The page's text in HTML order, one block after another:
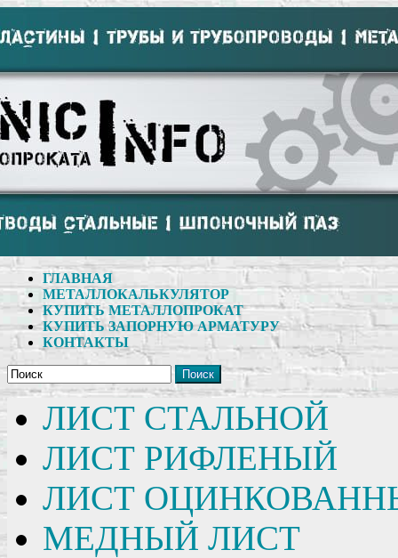
ГЛАВНАЯ
МЕТАЛЛОКАЛЬКУЛЯТОР
КУПИТЬ МЕТАЛЛОПРОКАТ
КУПИТЬ ЗАПОРНУЮ АРМАТУРУ
КОНТАКТЫ
Поиск
ЛИСТ СТАЛЬНОЙ
ЛИСТ РИФЛЕНЫЙ
ЛИСТ
МЕДНЫЙ ЛИСТ